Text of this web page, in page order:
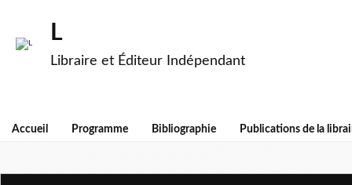
L
Libraire et Éditeur Indépendant
Accueil Programme Bibliographie Publications de la